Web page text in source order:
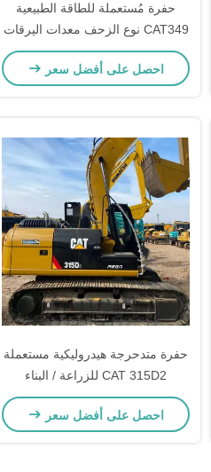
حفرة مُستعملة للطاقة الطبيعية
CAT349 نوع الزحف معدات اليرقات
المُستعملة
احصل على أفضل سعر
حفرة متدحرجة هيدروليكية مستعملة
CAT 315D2 للزراعة / البناء
احصل على أفضل سعر